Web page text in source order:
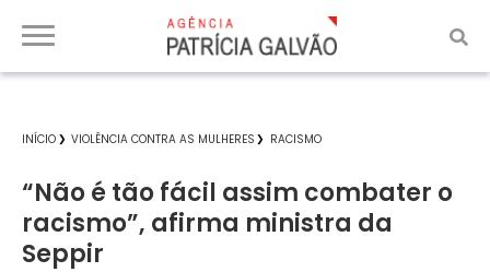
INÍCIO VIOLÊNCIA CONTRA AS MULHERES RACISMO
“Não é tão fácil assim combater o
racismo”, afirma ministra da
Seppir